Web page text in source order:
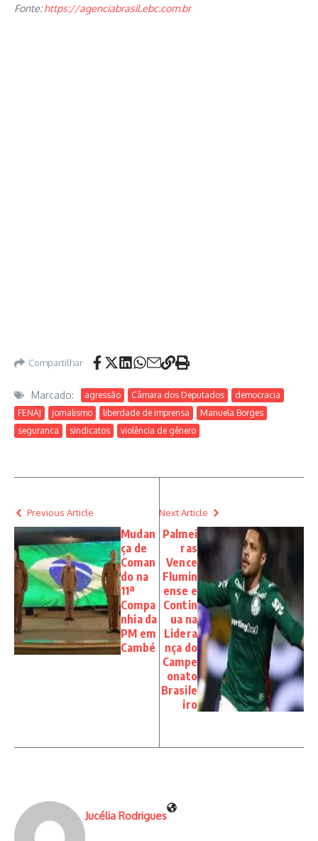
Fonte:https://agenciabrasil.ebc.com.br
Compartilhar
Marcado: agressão Câmara dos Deputados
democracia
FENAJ
jornalismo liberdade de imprensa
Manuela Borges
seguranca
sindicatos violência de gênero
Previous Article
Mudan
ça de
Coman
do na
11ª
Compa
nhia da
PM em
Cambé
Next Article
Palmei
ras
Vence
Flumin
ense e
Contin
ua na
Lidera
nça do
Campe
onato
Brasile
iro
Jucélia Rodrigues